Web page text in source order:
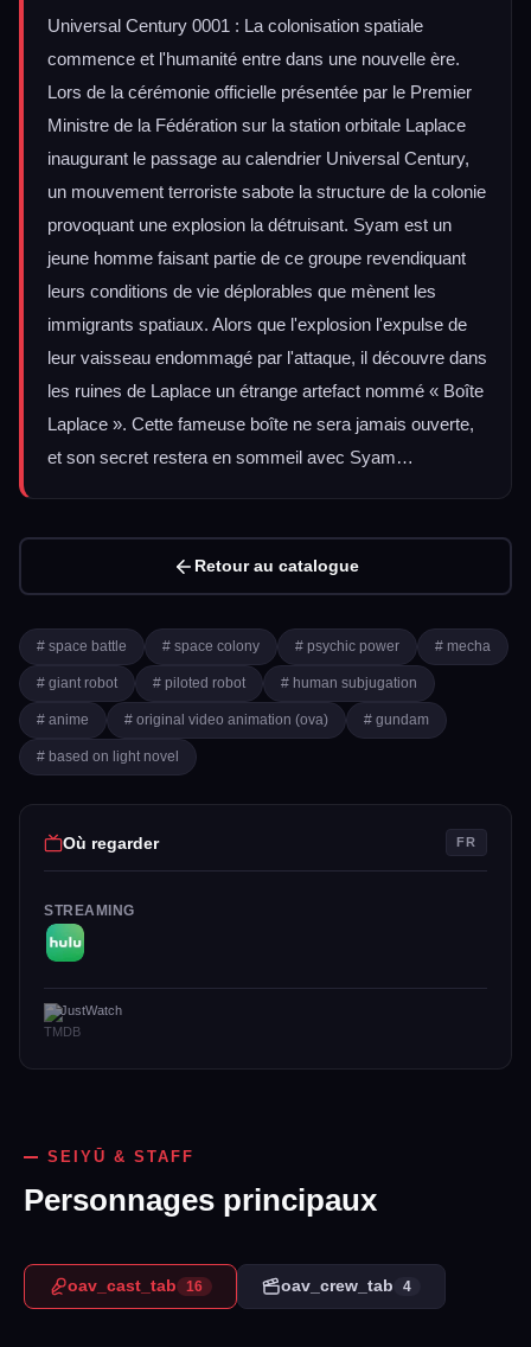
Universal Century 0001 : La colonisation spatiale
commence et l'humanité entre dans une nouvelle ère.
Lors de la cérémonie officielle présentée par le Premier
Ministre de la Fédération sur la station orbitale Laplace
inaugurant le passage au calendrier Universal Century,
un mouvement terroriste sabote la structure de la colonie
provoquant une explosion la détruisant. Syam est un
jeune homme faisant partie de ce groupe revendiquant
leurs conditions de vie déplorables que mènent les
immigrants spatiaux. Alors que l'explosion l'expulse de
leur vaisseau endommagé par l'attaque, il découvre dans
les ruines de Laplace un étrange artefact nommé « Boîte
Laplace ». Cette fameuse boîte ne sera jamais ouverte,
et son secret restera en sommeil avec Syam…
Retour au catalogue
# space battle # space colony # psychic power # mecha
# giant robot # piloted robot # human subjugation
# anime # original video animation (ova) # gundam
# based on light novel
Où regarder FR
STREAMING
JustWatch
SEIYŪ & STAFF
Personnages principaux
oav_cast_tab 16 oav_crew_tab 4